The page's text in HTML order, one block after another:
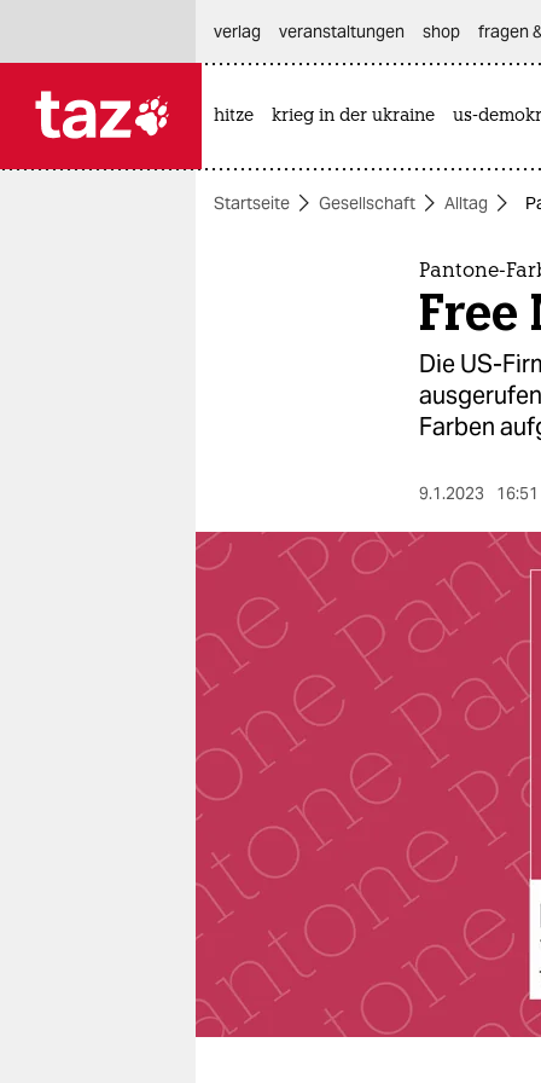
themen
berlin
nord
wahrheit
verlag
verlag
veranstaltungen
shop
fragen & hilfe
unterstützen
abo
genossenschaft
verlag
veranstaltungen shop fragen
hitze krieg in der ukraine us-
Startseite Gesellschaft Alltag
Pantone-
Free
Die US-
Farben
9.1.2023